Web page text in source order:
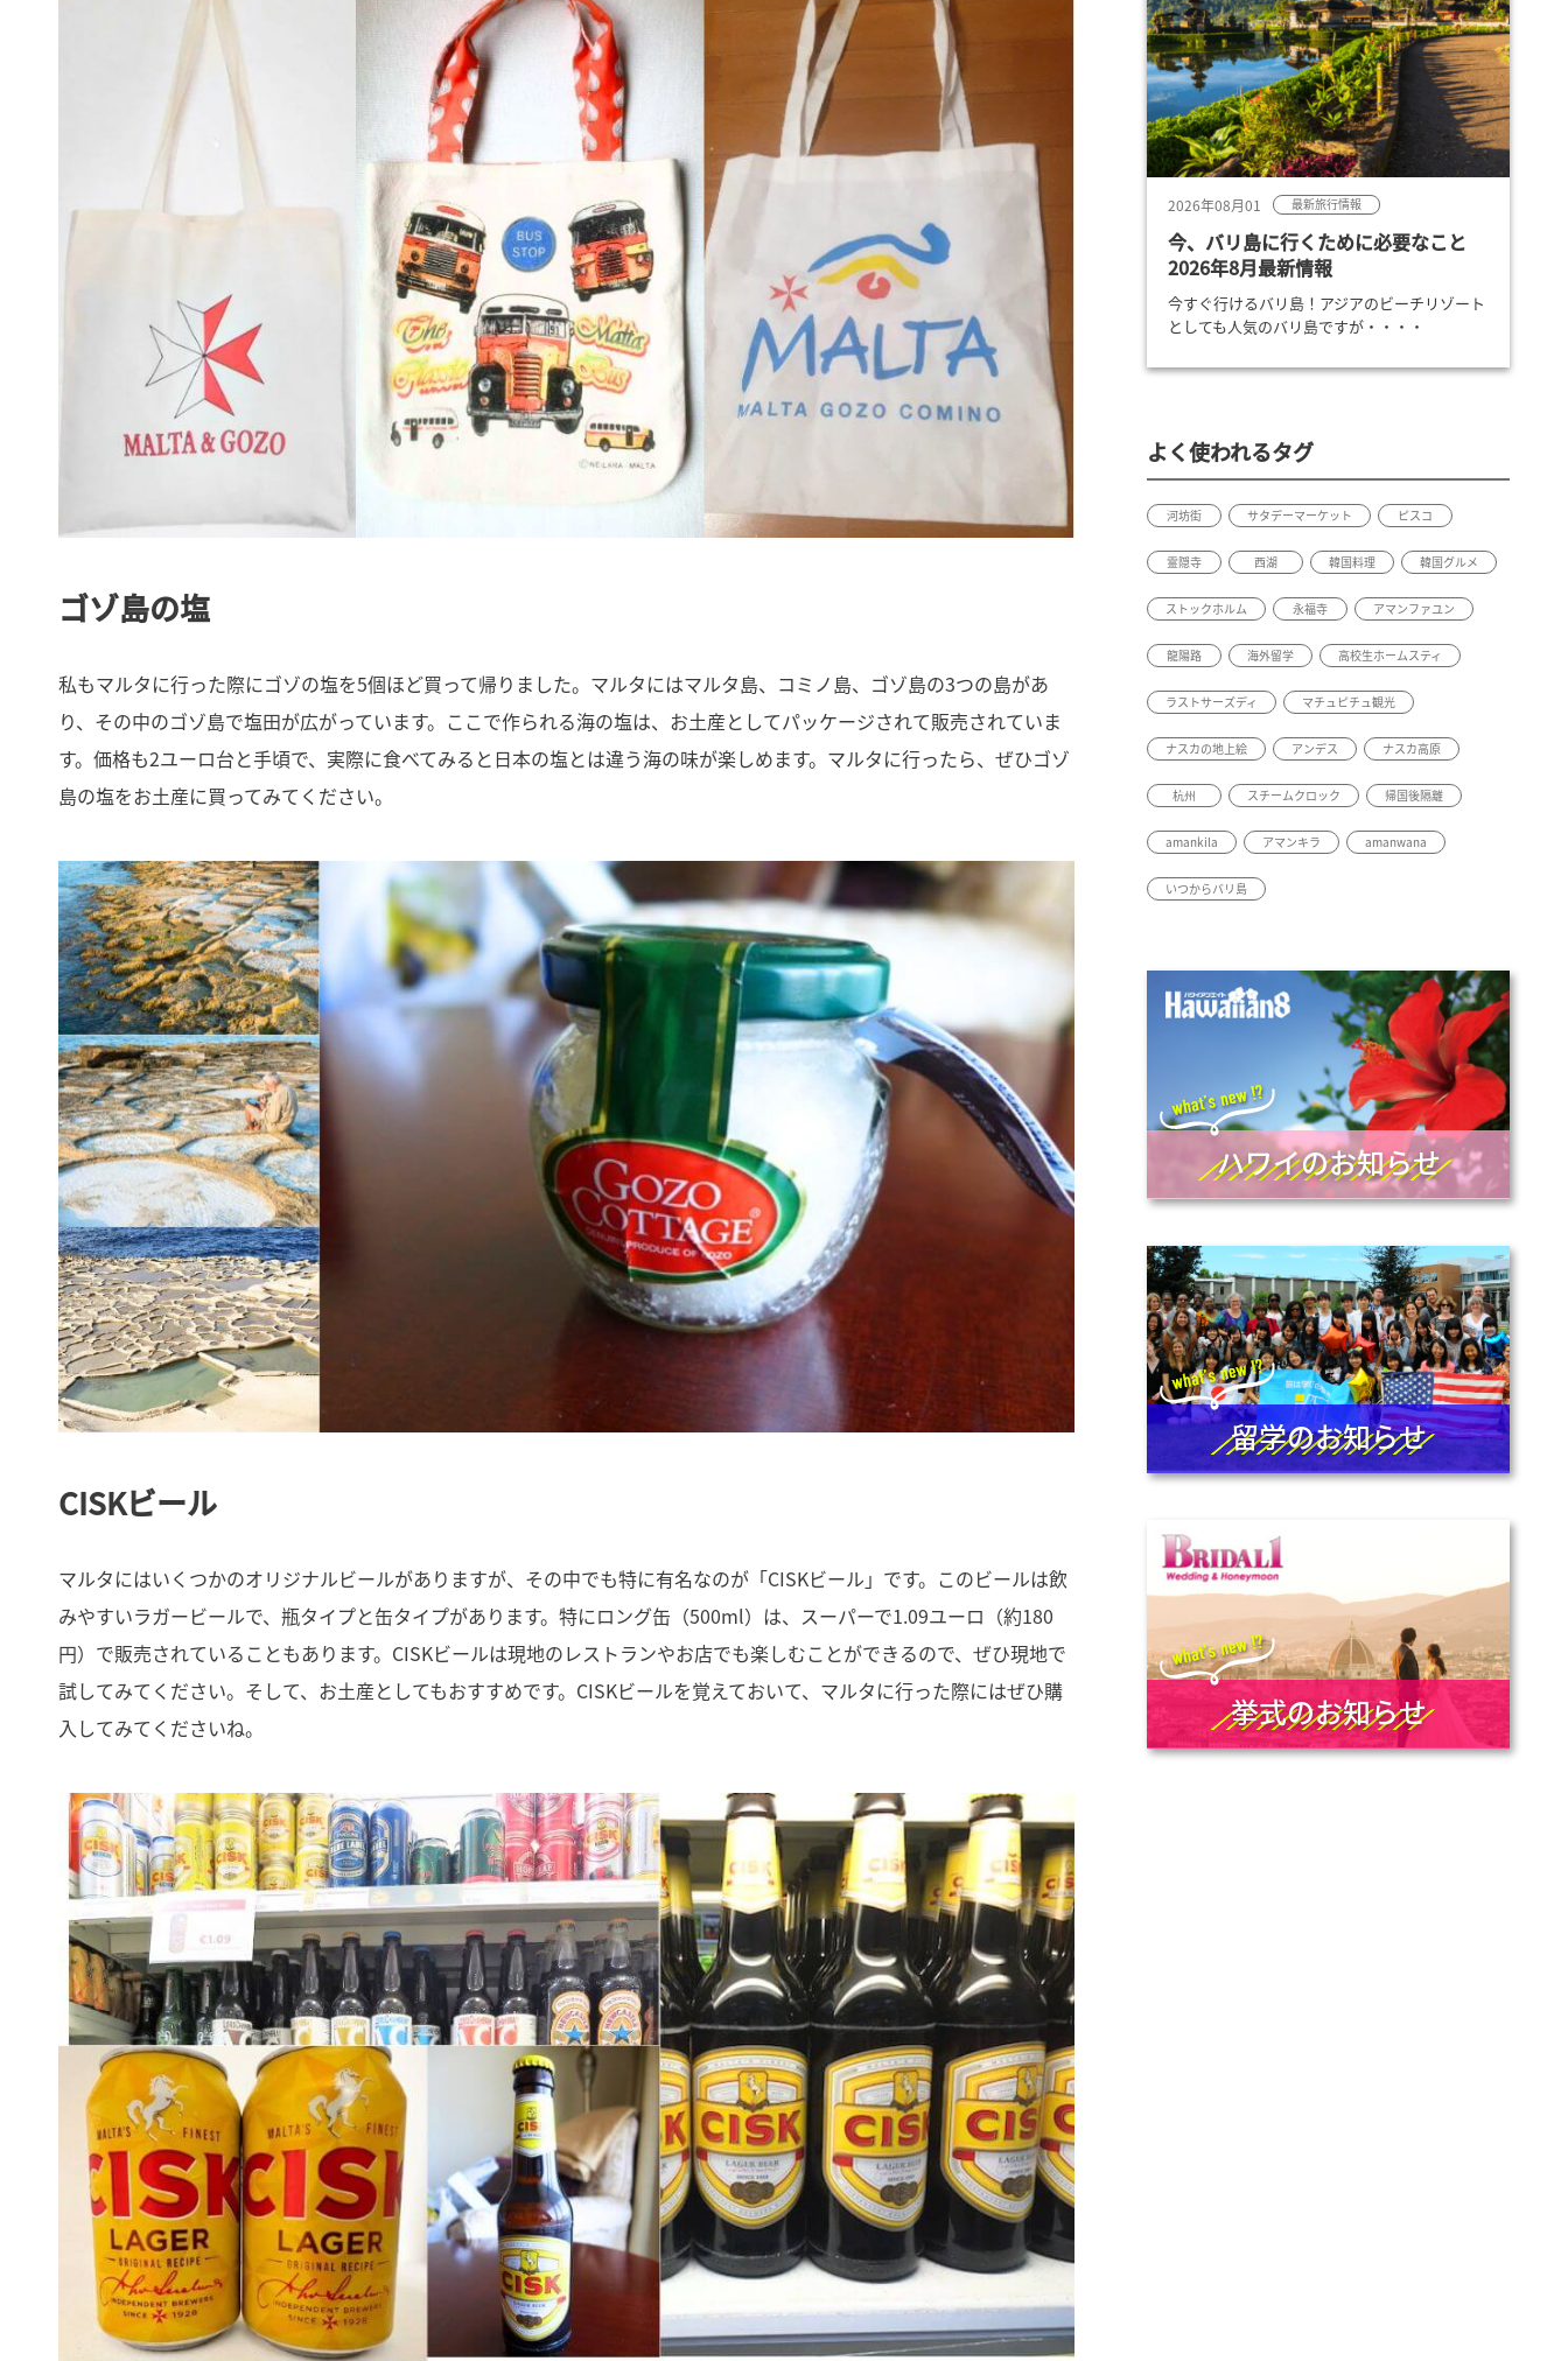
ゴゾ島の塩
私もマルタに行った際にゴゾの塩を5個ほど買って帰りました。マルタにはマルタ島、コミノ島、ゴゾ島の3つの島があ
り、その中のゴゾ島で塩田が広がっています。ここで作られる海の塩は、お土産としてパッケージされて販売されていま
す。価格も2ユーロ台と手頃で、実際に食べてみると日本の塩とは違う海の味が楽しめます。マルタに行ったら、ぜひゴゾ
島の塩をお土産に買ってみてください。
CISKビール
マルタにはいくつかのオリジナルビールがありますが、その中でも特に有名なのが「CISKビール」です。このビールは飲
みやすいラガービールで、瓶タイプと缶タイプがあります。特にロング缶（500ml）は、スーパーで1.09ユーロ（約180
円）で販売されていることもあります。CISKビールは現地のレストランやお店でも楽しむことができるので、ぜひ現地で
試してみてください。そして、お土産としてもおすすめです。CISKビールを覚えておいて、マルタに行った際にはぜひ購
入してみてくださいね。
2026年08月01 最新旅行情報
今、バリ島に行くために必要なこと
2026年8月最新情報
今すぐ行けるバリ島！アジアのビーチリゾート
としても人気のバリ島ですが・・・・
よく使われるタグ
河坊街 サタデーマーケット ピスコ
霊隠寺 西湖 韓国料理 韓国グルメ
ストックホルム 永福寺 アマンファユン
龍陽路 海外留学 高校生ホームスティ
ラストサーズディ マチュピチュ観光
ナスカの地上絵 アンデス ナスカ高原
杭州 スチームクロック 帰国後隔離
amankila アマンキラ amanwana
いつからバリ島
ハワイのお知らせ
留学のお知らせ
挙式のお知らせ